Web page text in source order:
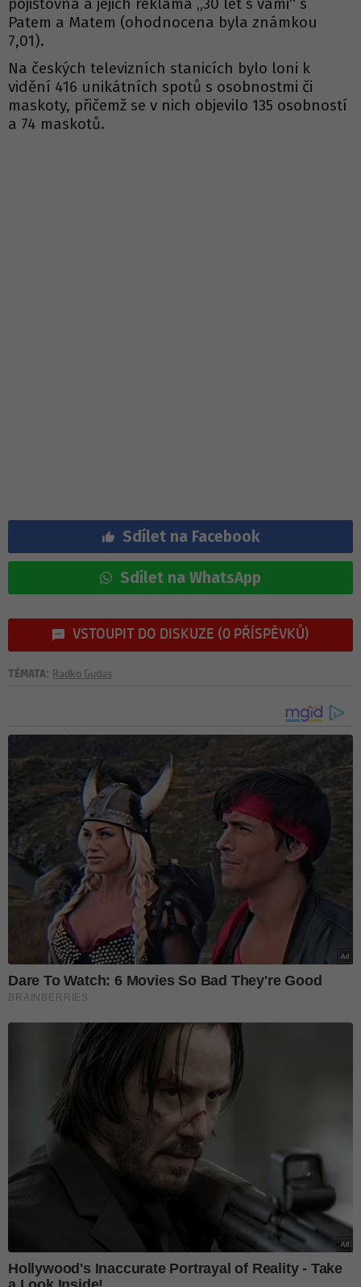
Patem a Matem (ohodnocena byla známkou
7,01).
Na českých televizních stanicích bylo loni k
vidění 416 unikátních spotů s osobnostmi či
maskoty, přičemž se v nich objevilo 135 osobností
a 74 maskotů.
Sdílet na Facebook
Sdílet na WhatsApp
VSTOUPIT DO DISKUZE (0 PŘÍSPĚVKŮ)
TÉMATA: Radko Gudas